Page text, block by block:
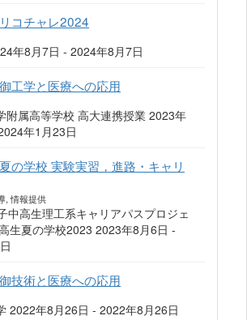
コチャレ2024
年8月7日 - 2024年8月7日
工学と医療への応用
附属高等学校 高大連携授業 2023年
年1月23日
の学校 実験実習，進路・キャリ
, 情報提供
中高生理工系キャリアパスプロジェ
生夏の学校2023 2023年8月6日 -
技術と医療への応用
2022年8月26日 - 2022年8月26日